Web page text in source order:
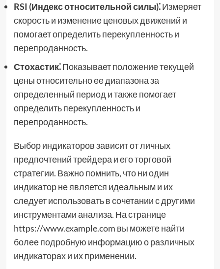
RSI (Индекс относительной силы)⁚Измеряет
скорость и изменение ценовых движений и
помогает определить перекупленность и
перепроданность.
Стохастик⁚Показывает положение текущей
цены относительно ее диапазона за
определенный период и также помогает
определить перекупленность и
перепроданность.
Выбор индикаторов зависит от личных
предпочтений трейдера и его торговой
стратегии. Важно помнить, что ни один
индикатор не является идеальным и их
следует использовать в сочетании с другими
инструментами анализа. На странице
https://www.example.com вы можете найти
более подробную информацию о различных
индикаторах и их применении.